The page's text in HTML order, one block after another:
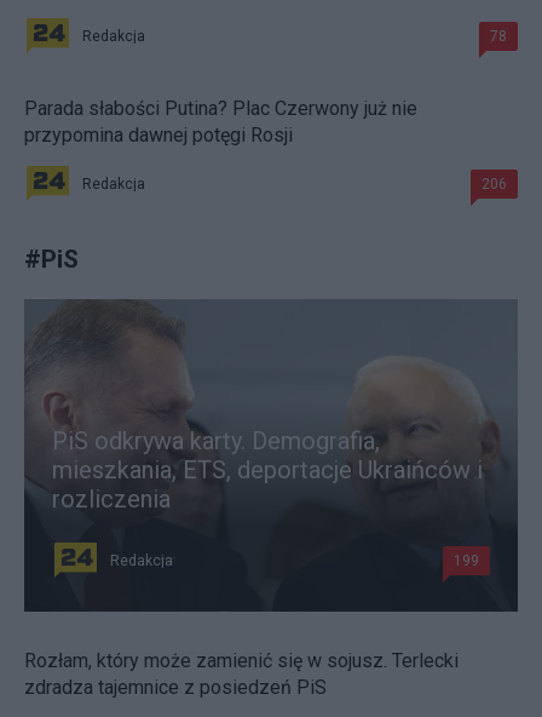
Redakcja 78
Parada słabości Putina? Plac Czerwony już nie
przypomina dawnej potęgi Rosji
Redakcja 206
#PiS
PiS odkrywa karty. Demografia,
mieszkania, ETS, deportacje Ukraińców i
rozliczenia
Redakcja 199
Rozłam, który może zamienić się w sojusz. Terlecki
zdradza tajemnice z posiedzeń PiS